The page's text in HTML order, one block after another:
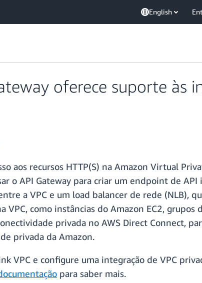
English
oferece suporte às
aos recursos HTTP(S) na Amazon Virtual
o API Gateway para criar um endpoint de
a VPC e um load balancer de rede (NLB),
VPC, como instâncias do Amazon EC2, grupos
privada no AWS Direct Connect,
privada da Amazon.
VPC e configure uma integração de VPC
para saber mais.